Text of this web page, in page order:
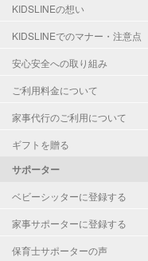
KIDSLINEの想い
KIDSLINEでのマナー・注意点
安心安全への取り組み
ご利用料金について
家事代行のご利用について
ギフトを贈る
サポーター
ベビーシッターに登録する
家事サポーターに登録する
保育士サポーターの声